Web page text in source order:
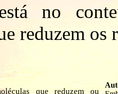
no
reduzem
que reduzem ou